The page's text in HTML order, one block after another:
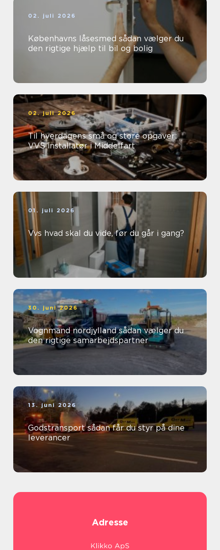
02. juli 2026
Københavns låsesmed sådan vælger du
den rigtige hjælp til bil og bolig
02. juli 2026
Til hverdagens små og store opgaver:
VVS installatør i Middelfart
01. juli 2026
Vvs hvad skal du vide, før du går i gang?
30. juni 2026
Vognmand nordjylland sådan vælger du
den rigtige samarbejdspartner
13. juni 2026
Godstransport sådan får du styr på dine
leverancer
Adresse